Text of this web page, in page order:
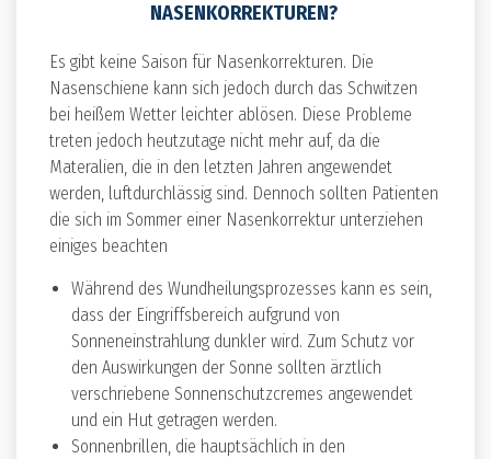
NASENKORREKTUREN?
Es gibt keine Saison für Nasenkorrekturen. Die
Nasenschiene kann sich jedoch durch das Schwitzen
bei heißem Wetter leichter ablösen. Diese Probleme
treten jedoch heutzutage nicht mehr auf, da die
Materalien, die in den letzten Jahren angewendet
werden, luftdurchlässig sind. Dennoch sollten Patienten
die sich im Sommer einer Nasenkorrektur unterziehen
einiges beachten
Während des Wundheilungsprozesses kann es sein,
dass der Eingriffsbereich aufgrund von
Sonneneinstrahlung dunkler wird. Zum Schutz vor
den Auswirkungen der Sonne sollten ärztlich
verschriebene Sonnenschutzcremes angewendet
und ein Hut getragen werden.
Sonnenbrillen, die hauptsächlich in den